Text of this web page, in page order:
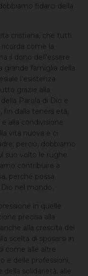
fidarci della
cristiana, che tutti
come la
il dono dell’essere
grande famiglia della
l’esistenza
grazie alla
Parola di Dio e
fin dalla tenera età,
alla condivisione
vita nuova e ci
perciò, dobbiamo
suo volto le rughe
contribuire a
perché possa
nel mondo.
in quelle
precisa alla
alla crescita del
scelta di sposarsi in
come alle altre
e delle professioni,
della solidarietà, alle